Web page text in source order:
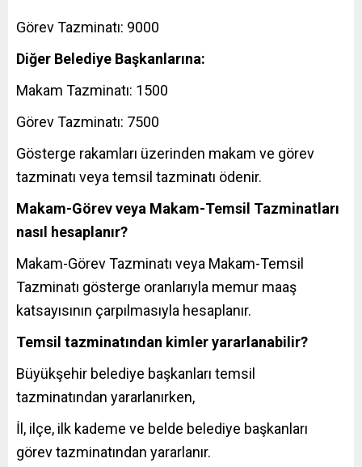
Görev Tazminatı: 9000
Diğer Belediye Başkanlarına:
Makam Tazminatı: 1500
Görev Tazminatı: 7500
Gösterge rakamları üzerinden makam ve görev
tazminatı veya temsil tazminatı ödenir.
Makam-Görev veya Makam-Temsil Tazminatları
nasıl hesaplanır?
Makam-Görev Tazminatı veya Makam-Temsil
Tazminatı gösterge oranlarıyla memur maaş
katsayısının çarpılmasıyla hesaplanır.
Temsil tazminatından kimler yararlanabilir?
Büyükşehir belediye başkanları temsil
tazminatından yararlanırken,
İl, ilçe, ilk kademe ve belde belediye başkanları
görev tazminatından yararlanır.